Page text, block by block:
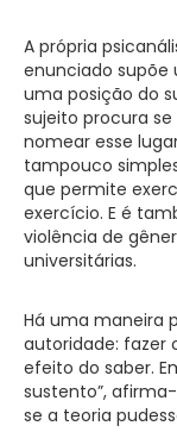
A própria
enunciado supõe
uma posição do
sujeito procura
nomear esse
tampouco
que permite
exercício. E é
violência de
universitárias.
Há uma maneira
autoridade: fazer
efeito do saber.
sustento”,
se a teoria